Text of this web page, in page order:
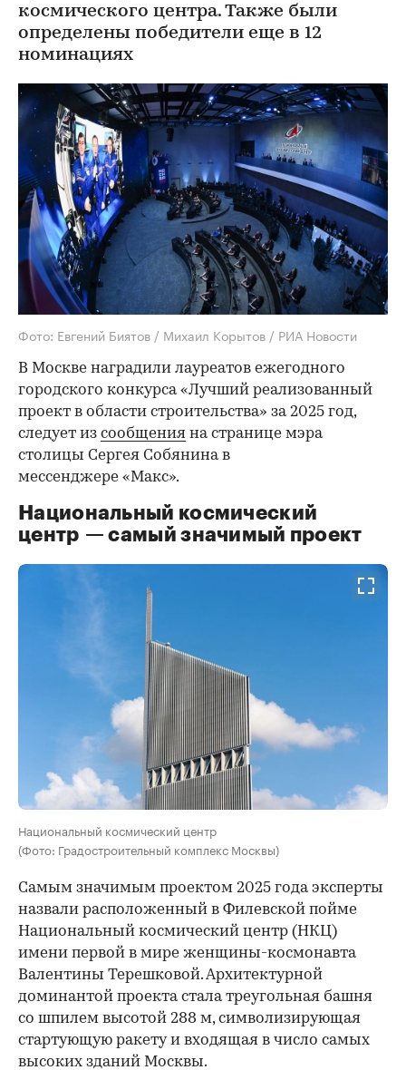
космического центра. Также были
определены победители еще в 12
номинациях
Фото: Евгений Биятов / Михаил Корытов / РИА Новости
В Москве наградили лауреатов ежегодного
городского конкурса «Лучший реализованный
проект в области строительства» за 2025 год,
следует из сообщения на странице мэра
столицы Сергея Собянина в
мессенджере «Макс».
Национальный космический
центр — самый значимый проект
Национальный космический центр
(Фото: Градостроительный комплекс Москвы)
00:00 / 00:00
Самым значимым проектом 2025 года эксперты
назвали расположенный в Филевской пойме
Национальный космический центр (НКЦ)
имени первой в мире женщины-космонавта
Валентины Терешковой. Архитектурной
доминантой проекта стала треугольная башня
со шпилем высотой 288 м, символизирующая
стартующую ракету и входящая в число самых
высоких зданий Москвы.